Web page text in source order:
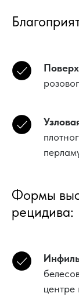
Формы
рецидива: